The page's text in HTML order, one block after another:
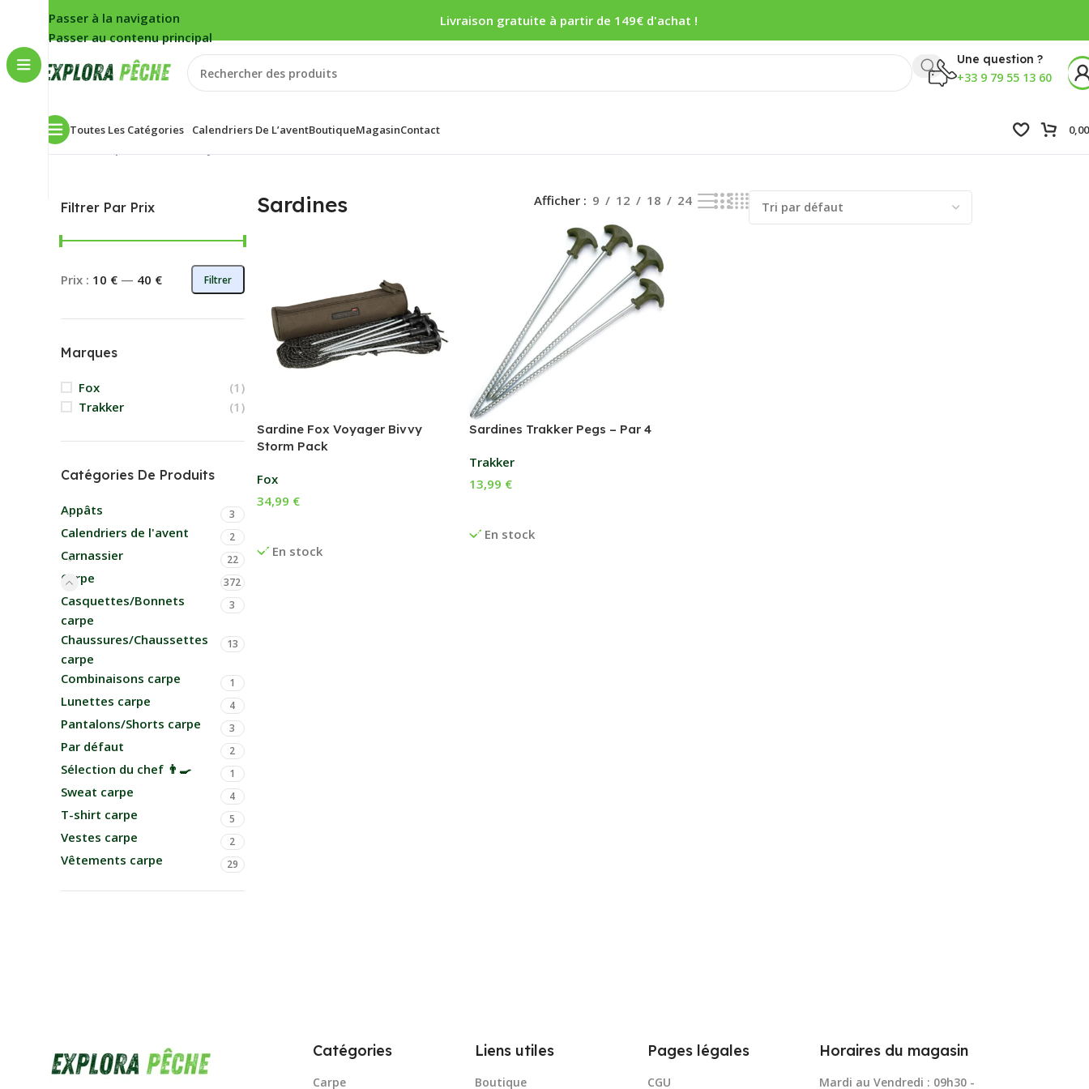
Passer à la navigation
Passer au contenu principal
Livraison gratuite à partir de 149€ d'achat !
Une question ?
+33 9 79 55 13 60
Toutes Les Catégories Calendriers De L’aventBoutiqueMagasinContact
Accueil
Filtrer Par Prix
Filtrer
Prix : 10 € — 40 €
Marques
Fox
(1)
Trakker
(1)
Catégories De Produits
Appâts 3
Calendriers de l'avent 2
Carnassier 22
Carpe 372
Casquettes/Bonnets
carpe
3
Chaussures/Chaussettes
carpe
13
Combinaisons carpe 1
Lunettes carpe 4
Pantalons/Shorts carpe 3
Par défaut 2
Sélection du chef 👨‍🍳 1
Sweat carpe 4
T-shirt carpe 5
Vestes carpe 2
Vêtements carpe 29
Sardines Afficher 9 12 18 24
Sardine Fox Voyager Bivvy
Storm Pack
Fox
En stock
34,99 €
Sardines Trakker Pegs – Par 4
Trakker
En stock
13,99 €
Catégories
Carpe
Liens utiles
Boutique
Pages légales
CGU
Horaires du magasin
Mardi au Vendredi : 09h30 -